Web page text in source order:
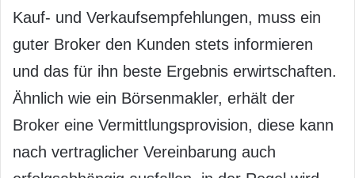
Kauf- und Verkaufsempfehlungen, muss ein
guter Broker den Kunden stets informieren
und das für ihn beste Ergebnis erwirtschaften.
Ähnlich wie ein Börsenmakler, erhält der
Broker eine Vermittlungsprovision, diese kann
nach vertraglicher Vereinbarung auch